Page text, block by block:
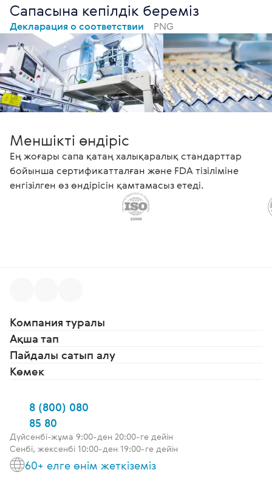
Сапасына кепілдік береміз
Декларация о соответствии PNG
Меншікті өндіріс
Ең жоғары сапа қатаң халықаралық стандарттар
бойынша сертификатталған және FDA тізіліміне
енгізілген өз өндірісін қамтамасыз етеді.
Компания туралы
Ақша тап
Пайдалы сатып алу
Көмек
8 (800) 080
85 80
Дүйсенбі-жұма 9:00-ден 20:00-ге дейін
Сенбі, жексенбі 10:00-ден 19:00-ге дейін
60+ елге өнім жеткіземіз